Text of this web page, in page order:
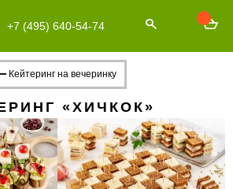
+7 (495) 640-54-74
Кейтеринг на вечеринку
«ХИЧКОК»